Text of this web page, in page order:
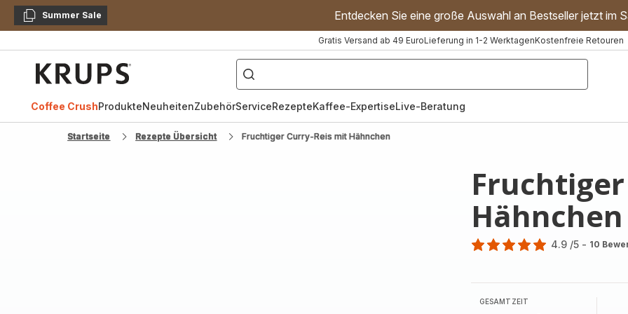
KopierenSummer Sale Entdecken Sie eine große Auswahl an Bestseller jetzt im
Gratis Versand ab 49 EuroLieferung in 1-2 WerktagenKostenfreie Retouren
["Kaffeevollautomat","Handmixer","Waffeleisen"]
Coffee CrushProdukteNeuheitenZubehörServiceRezepteKaffee-ExpertiseLive-Beratung
Startseite Rezepte Übersicht Fruchtiger Curry-Reis mit Hähnchen
Hähnchen
4.9 /5 - 10
GESAMTZEIT